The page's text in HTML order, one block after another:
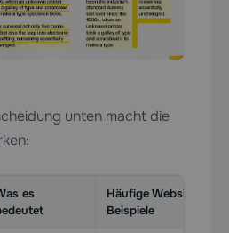
unten macht die
es
Häufige Website-
Beispiele